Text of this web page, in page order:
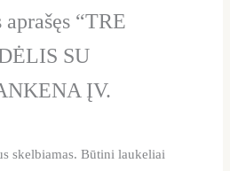
“TRE
SU
ĮV.
skelbiamas. Būtini laukeliai